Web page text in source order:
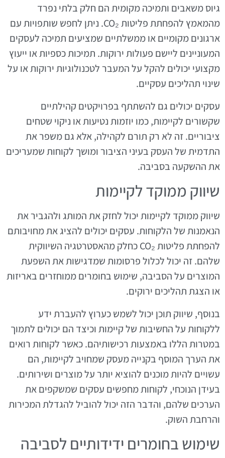
גיוס משאבים ותמיכה מקומית הם חלק בלתי נפרד
מהמאמץ להפחתת פליטות CO₂. ניתן לחפש שותפויות עם
ארגונים מקומיים או ממשלתיים שמציעים תמיכה לעסקים
המעוניינים ליישם פעולות ירוקות. תמיכות כספיות או ייעוץ
מקצועי יכולים להקל על המעבר לטכנולוגיות ירוקות או על
שינוי תהליכים עסקיים.
עסקים יכולים גם להשתתף בפרויקטים קהילתיים
שקשורים לקיימות, כמו יוזמות נטיעות או ניקוי שטחים
ציבוריים. זה לא רק תורם לקהילה, אלא גם משפר את
התדמית של העסק בעיני הציבור ומושך לקוחות שמעריכים
את ההשקעה בסביבה.
שיווק ממוקד לקיימות
שיווק ממוקד לקיימות יכול לחזק את המותג ולהגביר את
הנאמנות של הלקוחות. עסקים יכולים להציג את מחויבותם
להפחתת פליטות CO₂ כחלק מהאסטרטגיה השיווקית
שלהם. זה יכול לכלול פרסומות שמדגישות את השפעת
המוצרים על הסביבה, שימוש בחומרים ממוחזרים באריזות
או הצגת תהליכים ירוקים.
בנוסף, שיווק תוכן יכול לשמש כערוץ להעברת ידע
ללקוחות על החשיבות של קיימות וכיצד הם יכולים לתמוך
במטרות הללו באמצעות רכישותיהם. כאשר לקוחות רואים
את הערך המוסף בקנייה מעסק שמחויב לקיימות, הם
עשויים להיות מוכנים להוציא יותר על מוצרים ושירותים.
בעידן הנוכחי, לקוחות מחפשים עסקים שמשקפים את
הערכים שלהם, והדבר הזה יכול להוביל להגדלת המכירות
והרחבת השוק.
שימוש בחומרים ידידותיים לסביבה